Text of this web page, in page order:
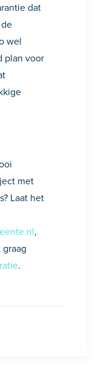
dat
wel
plan voor
met
Laat het
,
.